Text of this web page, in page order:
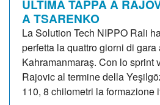
ULTIMA TAPPA A
A TSARENKO
La Solution Tech NIPPO Rali
perfetta la quattro giorni di gara
Kahramanmaraş. Con lo sprint
Rajovic al termine della
110, 8 chilometri la formazione